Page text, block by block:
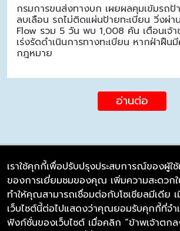
กรมการขนส่งทางบก เผยผลคุมเข้มรถ
ลบเลือน รถไม่ติดแผ่นป้ายทะเบียน วิ่งผ่
Flow รวม 5 วัน พบ 1,008 คัน เตือนเจ้
เร่งรัดดำเนินการทางทะเบียน หากฝ่าฝืน
กฎหมาย
อ่านต่อ
บริษัท ซิมลิงค์ จำกัด
98/226 Bangrakyai-Baanmai Road,
Bangyai, Nonthaburi 11140
เราใช้คุกกี้เพื่อปรับปรุงประสบการณ์ของผู้ใ
ของการเยี่ยมชมของคุณ เพิ่มความสะดวกใ
ทำให้คุณสามารถเชื่อมต่อกับโซเชียลมีเดีย
เว็บไซต์นี้ต่อไปแสดงว่าคุณยอมรับคุกกี้ที่จำ
ฟังก์ชั่นของเว็บไซต์ เมื่อคลิก “ข้าพเจ้าตก